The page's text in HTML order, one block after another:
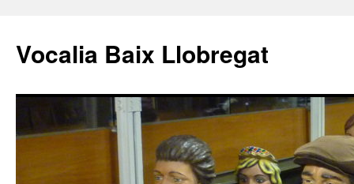
Vocalia Baix Llobregat